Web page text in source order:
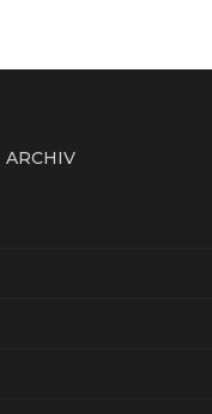
ARCHIV